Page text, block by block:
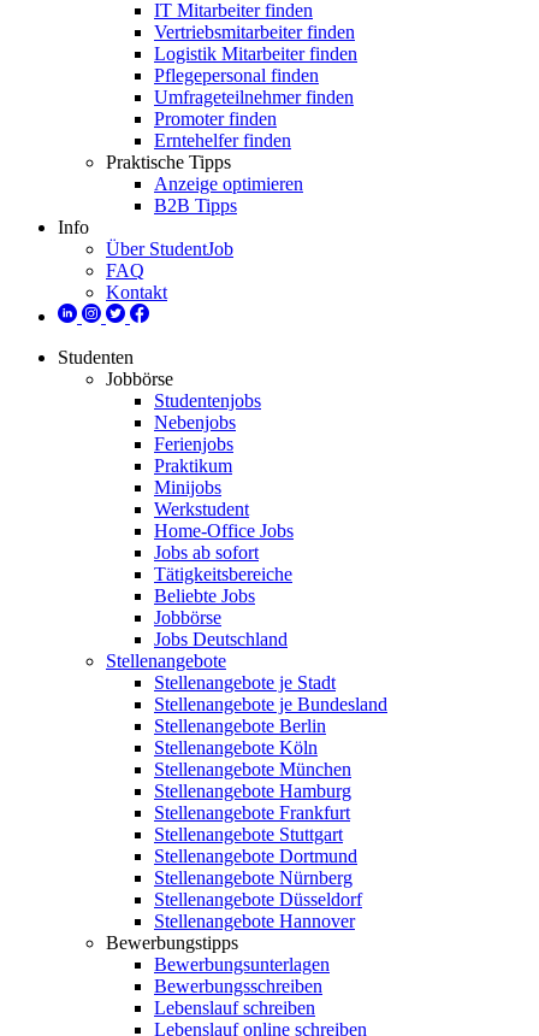
IT Mitarbeiter finden
Vertriebsmitarbeiter finden
Logistik Mitarbeiter finden
Pflegepersonal finden
Umfrageteilnehmer finden
Promoter finden
Erntehelfer finden
Praktische Tipps
Anzeige optimieren
B2B Tipps
Info
Über StudentJob
FAQ
Kontakt
Studenten
Jobbörse
Studentenjobs
Nebenjobs
Ferienjobs
Praktikum
Minijobs
Werkstudent
Home-Office Jobs
Jobs ab sofort
Tätigkeitsbereiche
Beliebte Jobs
Jobbörse
Jobs Deutschland
Stellenangebote
Stellenangebote je Stadt
Stellenangebote je Bundesland
Stellenangebote Berlin
Stellenangebote Köln
Stellenangebote München
Stellenangebote Hamburg
Stellenangebote Frankfurt
Stellenangebote Stuttgart
Stellenangebote Dortmund
Stellenangebote Nürnberg
Stellenangebote Düsseldorf
Stellenangebote Hannover
Bewerbungstipps
Bewerbungsunterlagen
Bewerbungsschreiben
Lebenslauf schreiben
Lebenslauf online schreiben